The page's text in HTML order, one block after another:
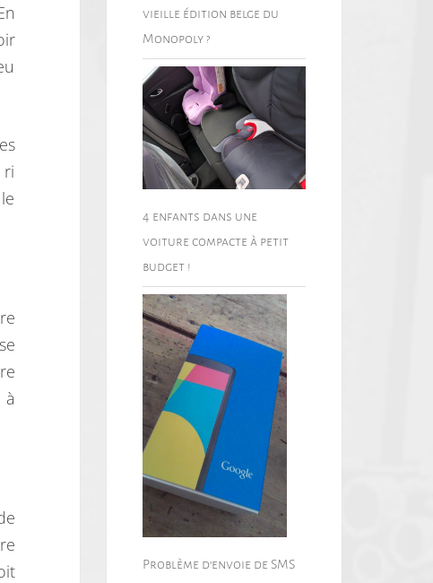
ri
à
vieille édition belge du
Monopoly ?
4 enfants dans une
voiture compacte à petit
budget !
Problème d’envoie de SMS